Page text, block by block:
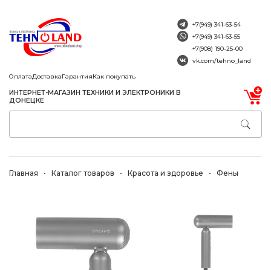
ОплатаДоставкаГарантияКак покупать
ИНТЕРНЕТ-МАГАЗИН ТЕХНИКИ И ЭЛЕКТРОНИКИ В
ДОНЕЦКЕ
+7(949) 341-63-54
+7(949) 341-63-55
+7(908) 190-25-00
vk.com/tehno_land
Главная Каталог товаров Красота и здоровье Фены